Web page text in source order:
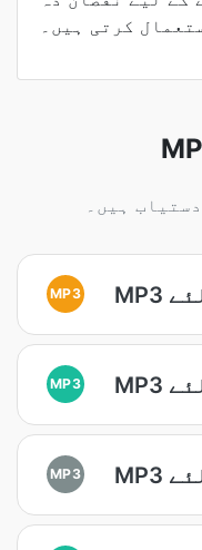
کرتی ہیں۔
ہیں۔
MP3
MP3
MP3